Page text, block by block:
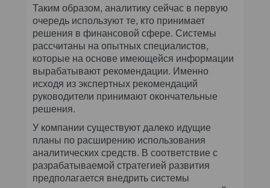
Таким образом, аналитику сейчас в первую
очередь используют те, кто принимает
решения в финансовой сфере. Системы
рассчитаны на опытных специалистов,
которые на основе имеющейся информации
вырабатывают рекомендации. Именно
исходя из экспертных рекомендаций
руководители принимают окончательные
решения.
У компании существуют далеко идущие
планы по расширению использования
аналитических средств. В соответствие с
разрабатываемой стратегией развития
предполагается внедрить системы